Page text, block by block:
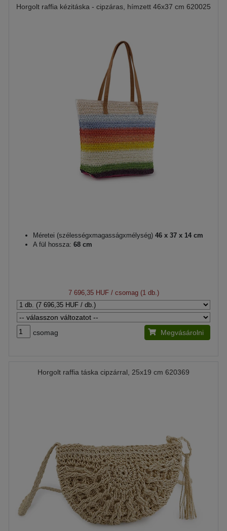
Horgolt raffia kézitáska - cipzáras, hímzett 46x37 cm 620025
Méretei (szélességxmagasságxmélység) 46 x 37 x 14 cm
A fül hossza: 68 cm
7 696,35 HUF/ csomag (1 db.)
csomag Megvásárolni
Horgolt raffia táska cipzárral, 25x19 cm 620369